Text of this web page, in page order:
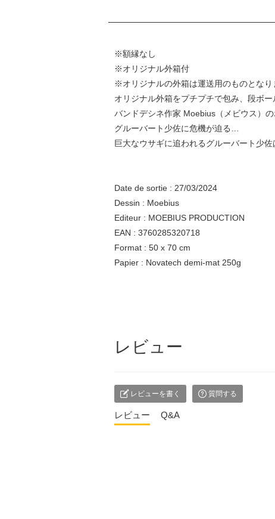
※額縁なし
※オリジナル外箱付
※オリジナルの外箱は運送用のものとなり
オリジナル外箱をプチプチで包み、段ボー
バンドデシネ作家 Moebius（メビウス）の
グルーバート少佐に危機が迫る…
巨大なウサギに追われるグルーバート少
Date de sortie : 27/03/2024
Dessin : Moebius
Editeur : MOEBIUS PRODUCTION
EAN : 3760285320718
Format : 50 x 70 cm
Papier : Novatech demi-mat 250g
レビュー
レビューを書く 質問する
レビュー Q&A